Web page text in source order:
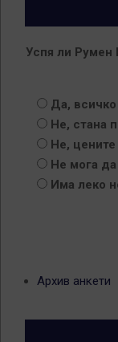
Успя ли Румен
Да, всичко
Не, стана
Не,
Не мога
Има леко
Архив анкети